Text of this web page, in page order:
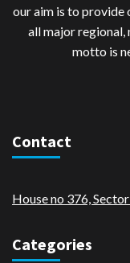
our aim is to
all major regional,
motto is
Contact
House no 376,
Categories